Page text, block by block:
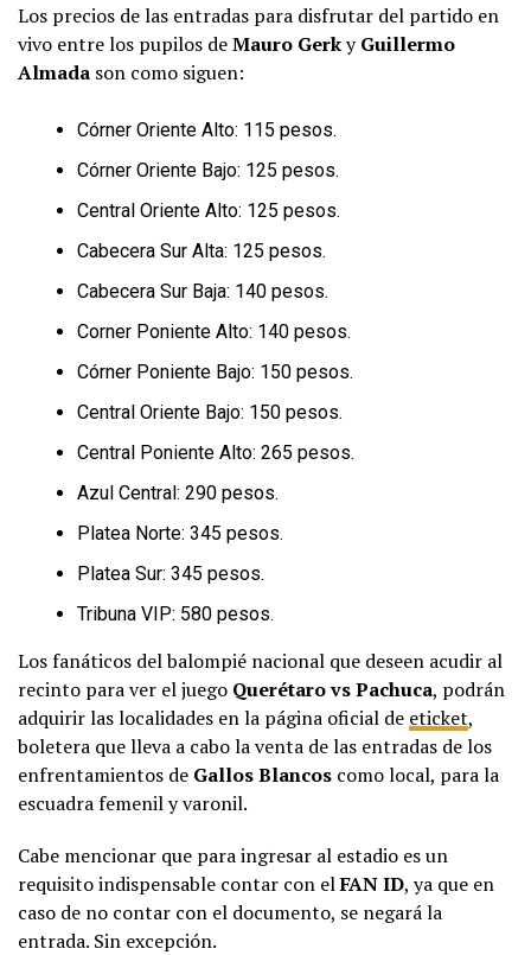
Los precios de las entradas para disfrutar del partido en
vivo entre los pupilos deMauro GerkyGuillermo
Almada son como siguen:
Córner Oriente Alto: 115 pesos.
Córner Oriente Bajo: 125 pesos.
Central Oriente Alto: 125 pesos.
Cabecera Sur Alta: 125 pesos.
Cabecera Sur Baja: 140 pesos.
Corner Poniente Alto: 140 pesos.
Córner Poniente Bajo: 150 pesos.
Central Oriente Bajo: 150 pesos.
Central Poniente Alto: 265 pesos.
Azul Central: 290 pesos.
Platea Norte: 345 pesos.
Platea Sur: 345 pesos.
Tribuna VIP: 580 pesos.
Los fanáticos del balompié nacional que deseen acudir al
recinto para ver el juego Querétaro vs Pachuca, podrán
adquirir las localidades en la página oficial de eticket,
boletera que lleva a cabo la venta de las entradas de los
enfrentamientos de Gallos Blancos como local, para la
escuadra femenil y varonil.
Cabe mencionar que para ingresar al estadio es un
requisito indispensable contar con elFAN ID, ya que en
caso de no contar con el documento, se negará la
entrada. Sin excepción.